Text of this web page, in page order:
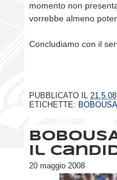
momento non
vorrebbe almeno
Concludiamo con il
PUBBLICATO IL 21.5.08
ETICHETTE:
il
20 maggio 2008